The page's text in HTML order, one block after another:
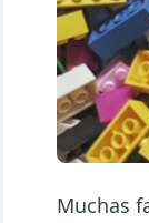
Muchas